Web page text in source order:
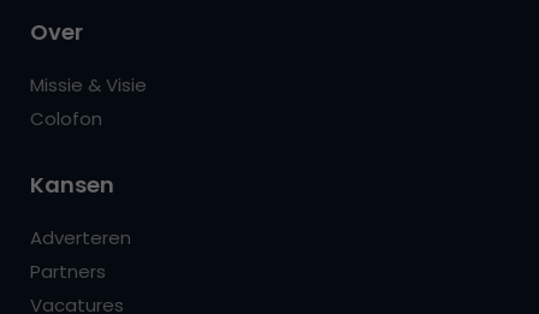
Over
Missie & Visie
Colofon
Kansen
Adverteren
Partners
Vacatures